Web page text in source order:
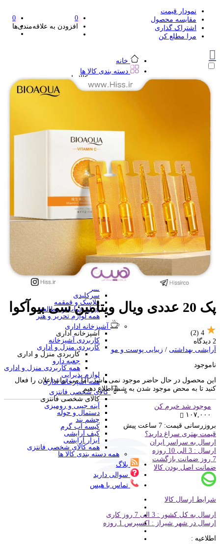
نمودار قیمت
مقایسه محصول
اشتراک گذاری
مرا مطلع کن
0
افزودن به علاقه‌مندی‌ها
0
خانه
دسته بندی کالا ها
دسته بندی کالا ها
لوازم تحریر و هنر
لوازم تحریر و هنر
روان نویس فانتزی
خودکار و خودکار فشاری
ماژیک ها
دفترچه یادداشت
استیکر
استیک نوت
خط کش و گونیا
کیف غذا
کوله پشتی
چسب
کاتر فانتزی
بوک مارک
ماشین حساب
قیچی
منگنه فانتزی
سرگرمی و آموزشی
فانتزی ها
برچسب استیکری
کاور A4 و پوشه فانتزی
جامدادی
تخته وایت برد
تخته شاسی
متر
سرکلیدی
فلاسک و قمقمه
چراغ خواب و مطالعه
همه لوازم تحریر و هنر
آشپزخانه اداری
آشپزخانه اداری
کاربردی آشپزخانه
کاربردی منزل و اداری
کاربردی منزل و اداری
جعبه دارو
همه کاربردی منزل و اداری
لوازم پذیرایی
همه آشپزخانه اداری
کالای شخصی فانتزی
کالای شخصی فانتزی
آینه جیبی و رومیزی
دستمال و حوله
چشم بند
کیسه آب گرم
کیف آرایشی
ابزار آرایشی
همه کالای شخصی فانتزی
همه دسته بندی کالا ها
بلاگ
سوالی دارید
تماس با هیس
پک 20 عددی ویال ویتامین سی بیوآکوا
4
(2)
2 دیدگاه
آرایشی بهداشتی / زیبایی پوست و مو
ناموجود
این محصول در حال حاضر موجود نمی باشد، اما می توانیداعلان را فعال
کنید تا به محض موجود شدن به شما اطلاع دهیم
موجود شد خبرم کن
۱۰۷,۰۰۰
بروزرسانی قیمت: 7 ساعت پیش
قیمت بهتری سراغ دارید؟
ارسال به سراسر ایران
ارسال : 3 الی 10 روزه
7 روز ضمانت بازگشت
ضمانت اصل بودن کالا
شرایط ارسال کالا
ارسال به کل کشور : 3 الی 7 روز کاری
ارسال در شهر شیراز : اکسپرس 1 روزه
اطلاعیه :